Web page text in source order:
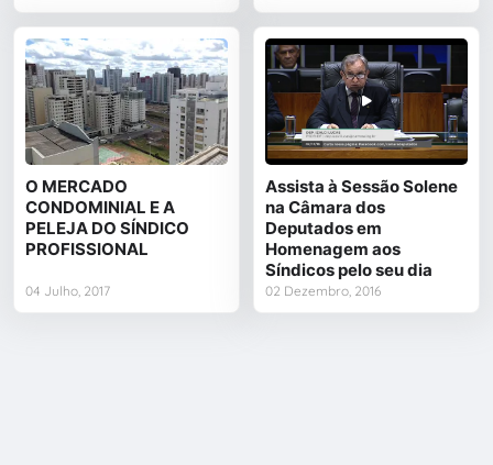
O MERCADO
CONDOMINIAL E A
PELEJA DO SÍNDICO
PROFISSIONAL
04 Julho, 2017
Assista à Sessão Solene
na Câmara dos
Deputados em
Homenagem aos
Síndicos pelo seu dia
02 Dezembro, 2016